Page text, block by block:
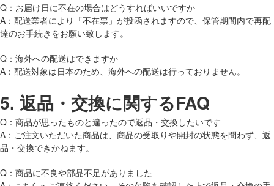
Q：お届け日に不在の場合はどうすればいいですか
A：配送業者により「不在票」が投函されますので、保管期間内で再配
達のお手続きをお願い致します。
Q：海外への配送はできますか
A：配送対象は日本のため、海外への配送は行っておりません。
5. 返品・交換に関するFAQ
Q：商品が思ったものと違ったので返品・交換したいです
A：ご注文いただいた商品は、商品の受取りや開封の状態を問わず、返
品・交換できかねます。
Q：商品に不良や部品不足がありました